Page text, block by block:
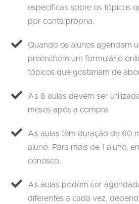
específicas sobre os tópicos
por conta própria.
Quando os alunos agendam
preenchem um formulário
tópicos que gostariam de
As 8 aulas devem ser
meses após a compra.
As aulas têm duração de 60
aluno. Para mais de 1 aluno,
conosco.
As aulas podem ser
diferentes a cada vez,